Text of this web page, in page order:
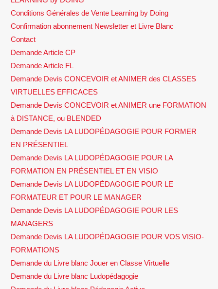
Conditions Générales de Vente Learning by Doing
Confirmation abonnement Newsletter et Livre Blanc
Contact
Demande Article CP
Demande Article FL
Demande Devis CONCEVOIR et ANIMER des CLASSES
VIRTUELLES EFFICACES
Demande Devis CONCEVOIR et ANIMER une FORMATION
à DISTANCE, ou BLENDED
Demande Devis LA LUDOPÉDAGOGIE POUR FORMER
EN PRÉSENTIEL
Demande Devis LA LUDOPÉDAGOGIE POUR LA
FORMATION EN PRÉSENTIEL ET EN VISIO
Demande Devis LA LUDOPÉDAGOGIE POUR LE
FORMATEUR ET POUR LE MANAGER
Demande Devis LA LUDOPÉDAGOGIE POUR LES
MANAGERS
Demande Devis LA LUDOPÉDAGOGIE POUR VOS VISIO-
FORMATIONS
Demande du Livre blanc Jouer en Classe Virtuelle
Demande du Livre blanc Ludopédagogie